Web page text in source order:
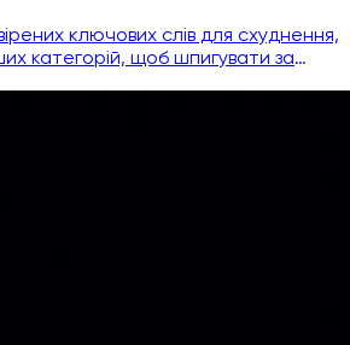
ключових слів для схуднення,
категорій, щоб шпигувати за